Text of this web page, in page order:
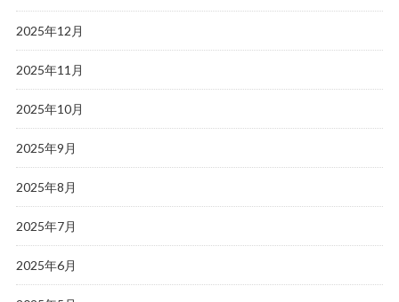
2025年12月
2025年11月
2025年10月
2025年9月
2025年8月
2025年7月
2025年6月